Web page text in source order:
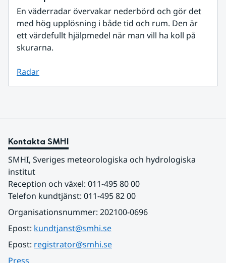
En väderradar övervakar nederbörd och gör det
med hög upplösning i både tid och rum. Den är
ett värdefullt hjälpmedel när man vill ha koll på
skurarna.
Radar
Kontakta SMHI
SMHI, Sveriges meteorologiska och hydrologiska
institut
Reception och växel: 011-495 80 00
Telefon kundtjänst: 011-495 82 00
Organisationsnummer: 202100-0696
Epost: kundtjanst@smhi.se
Epost: registrator@smhi.se
Press